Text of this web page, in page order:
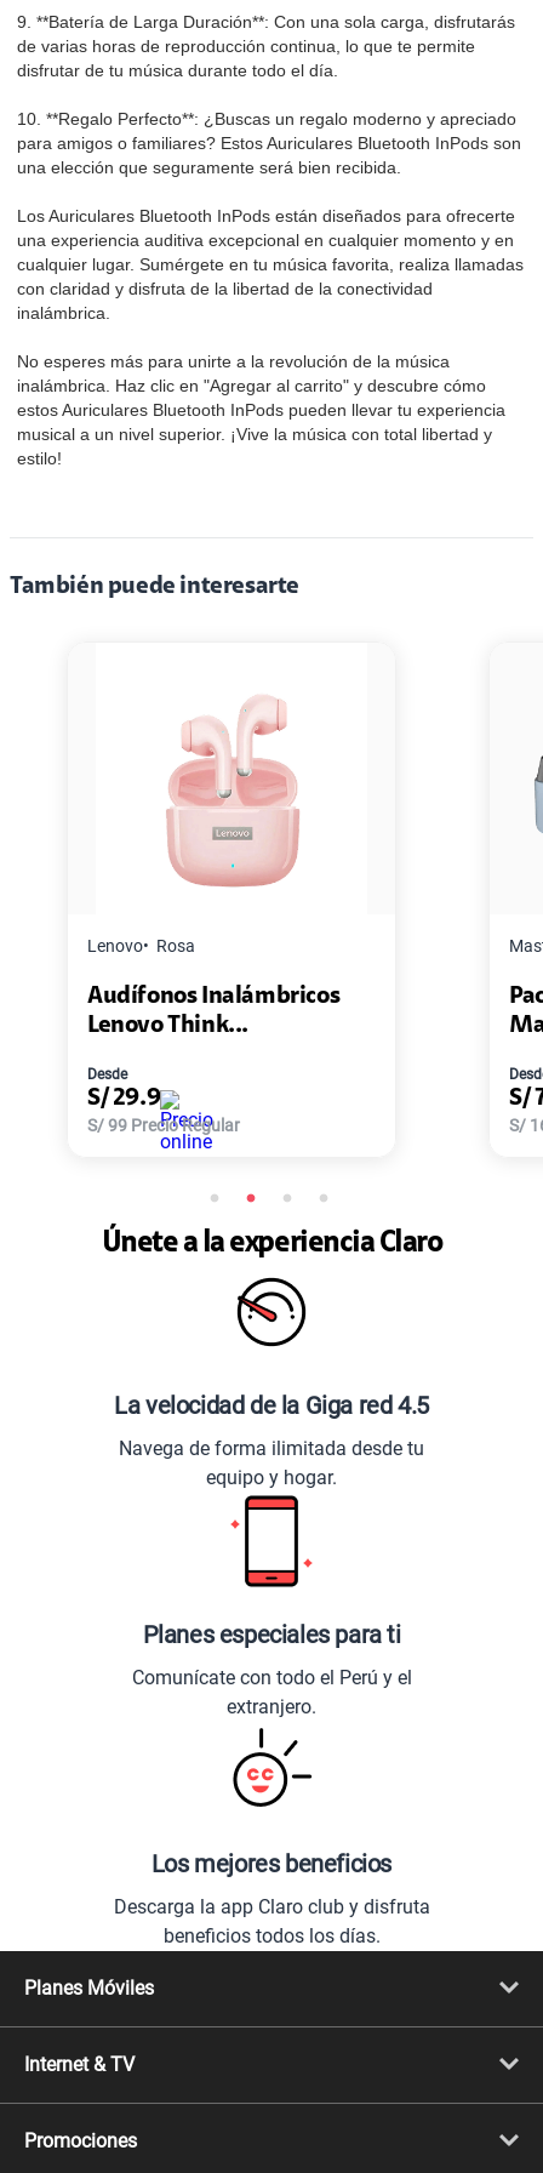
9. **Batería de Larga Duración**: Con una sola carga, disfrutarás
de varias horas de reproducción continua, lo que te permite
disfrutar de tu música durante todo el día.
10. **Regalo Perfecto**: ¿Buscas un regalo moderno y apreciado
para amigos o familiares? Estos Auriculares Bluetooth InPods son
una elección que seguramente será bien recibida.
Los Auriculares Bluetooth InPods están diseñados para ofrecerte
una experiencia auditiva excepcional en cualquier momento y en
cualquier lugar. Sumérgete en tu música favorita, realiza llamadas
con claridad y disfruta de la libertad de la conectividad
inalámbrica.
No esperes más para unirte a la revolución de la música
inalámbrica. Haz clic en "Agregar al carrito" y descubre cómo
estos Auriculares Bluetooth InPods pueden llevar tu experiencia
musical a un nivel superior. ¡Vive la música con total libertad y
estilo!
También puede interesarte
Master G
Pack de 2 Power Bank Mini
Master-G ...
S/
S/168 Precio Regular
Únete a la experiencia Claro
La velocidad de la Giga red 4.5
Navega de forma ilimitada desde tu
equipo y hogar.
Planes especiales para ti
Comunícate con todo el Perú y el
extranjero.
Los mejores beneficios
Descarga la app Claro club y disfruta
beneficios todos los días.
Planes Móviles
Línea Nueva
Línea Adicional
Migración
Internet & TV
Internet + TV
Mejora tu plan
Promociones